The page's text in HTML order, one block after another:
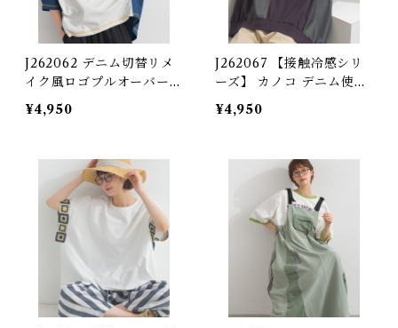
J262062 デニム切替リメ
イク風ロゴプルオーバー /
Denim Panel Remake-S
tyle Logo Pullover
¥4,950
J262067 【接触冷感シリ
ーズ】 カノコ デニム使い
リメイク風プルオーバー
(セットアップ対応) / Coo
-Style Pullover with D
enim Details (Matching
Set Available)
¥4,950